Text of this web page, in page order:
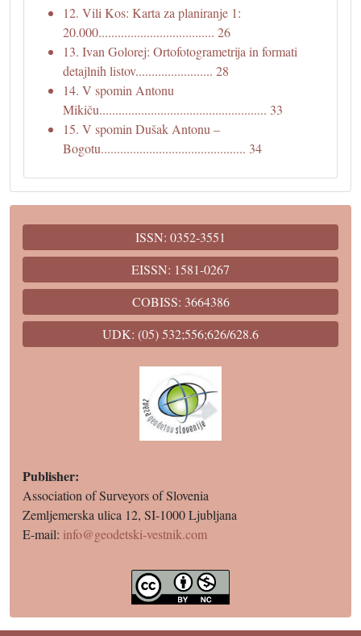
12. Vili Kos: Karta za planiranje 1:
20.000.................................... 26
13. Ivan Golorej: Ortofotogrametrija in formati
detajlnih listov........................ 28
14. V spomin Antonu
Mikiču.................................................... 33
15. V spomin Dušak Antonu –
Bogotu............................................. 34
ISSN: 0352-3551
EISSN: 1581-0267
COBISS: 3664386
UDK: (05) 532;556;626/628.6
Publisher:
Association of Surveyors of Slovenia
Zemljemerska ulica 12, SI-1000 Ljubljana
E-mail: info@geodetski-vestnik.com